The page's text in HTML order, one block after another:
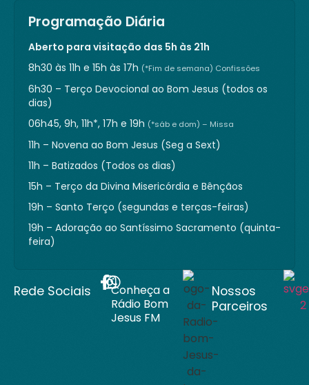
Programação Diária
Aberto para visitação das 5h às 21h
8h30 às 11h e 15h às 17h (*Fim de semana) Confissões
6h30 – Terço Devocional ao Bom Jesus (todos os
dias)
06h45, 9h, 11h*, 17h e 19h (*sáb e dom) – Missa
11h – Novena ao Bom Jesus (Seg a Sext)
11h – Batizados (Todos os dias)
15h – Terço da Divina Misericórdia e Bênçãos
19h – Santo Terço (segundas e terças-feiras)
19h – Adoração ao Santíssimo Sacramento (quinta-
feira)
Rede Sociais
Conheça a
Rádio Bom
Jesus FM
Nossos
Parceiros